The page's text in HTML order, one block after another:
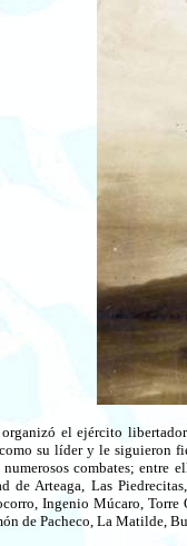
el ejército
su líder y le siguieron
combates; entre
de Arteaga, Las
Ingenio Múcaro,
de Pacheco, La Matilde,